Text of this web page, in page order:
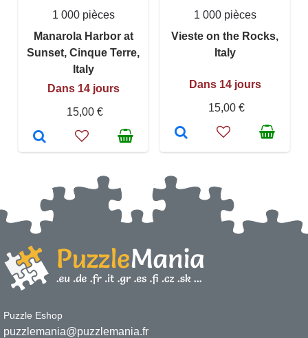
1 000 pièces
Manarola Harbor at
Sunset, Cinque Terre,
Italy
Dans 14 jours
15,00 €
1 000 pièces
Vieste on the Rocks,
Italy
Dans 14 jours
15,00 €
Puzzle Eshop
puzzlemania@puzzlemania.fr